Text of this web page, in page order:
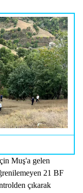
Muş'a gelen
21 BF
çıkarak